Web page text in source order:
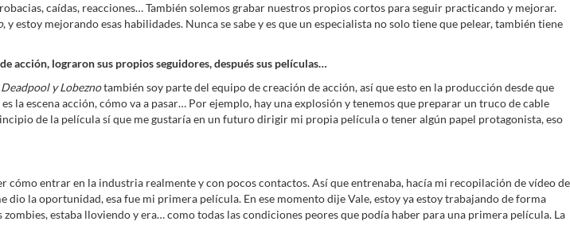
caídas, reacciones… También solemos grabar nuestros propios cortos para seguir practicando y mejorar.
, y estoy mejorando esas habilidades. Nunca se sabe y es que un especialista no solo tiene que pelear, también tiene
acción, lograron sus propios seguidores, después sus películas…
Deadpool y Lobeznotambién soy parte del equipo de creación de acción, así que esto en la producción desde que
la escena acción, cómo va a pasar… Por ejemplo, hay una explosión y tenemos que preparar un truco de cable
de la película sí que me gustaría en un futuro dirigir mi propia película o tener algún papel protagonista, eso
entrar en la industria realmente y con pocos contactos. Así que entrenaba, hacía mi recopilación de vídeo de
la oportunidad, esa fue mi primera película. En ese momento dije Vale, estoy ya estoy trabajando de forma
estaba lloviendo y era… como todas las condiciones peores que podía haber para una primera película. La